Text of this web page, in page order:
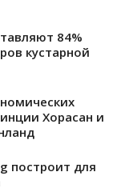
84%
кустарной
Хорасан и
построит для